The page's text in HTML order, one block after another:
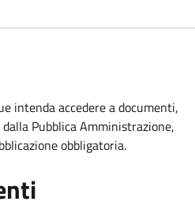
intenda accedere a documenti,
Pubblica Amministrazione,
obbligatoria.